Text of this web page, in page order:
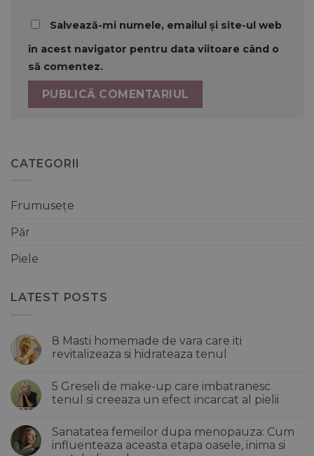
Salvează-mi numele, emailul și site-ul web
în acest navigator pentru data viitoare când o
să comentez.
CATEGORII
Frumusețe
Păr
Piele
LATEST POSTS
8 Masti homemade de vara care iti
revitalizeaza si hidrateaza tenul
la
8
Masti
vara
care
iti
5 Greseli de make-up care imbatranesc
tenul si creeaza un efect incarcat al pielii
la
5
Greseli
Sanatatea femeilor dupa menopauza: Cum
influenteaza aceasta etapa oasele, inima si